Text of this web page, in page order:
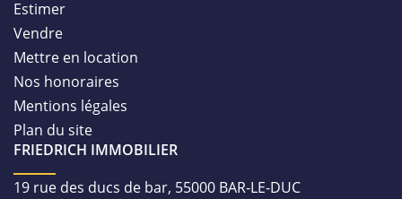
Estimer
Vendre
Mettre en location
Nos honoraires
Mentions légales
Plan du site
FRIEDRICH IMMOBILIER
19 rue des ducs de bar, 55000 BAR-LE-DUC